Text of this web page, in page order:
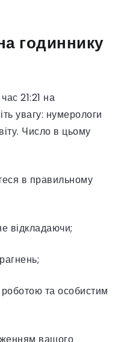
годиннику
21:21 на
увагу: нумерологи
Число в цьому
в правильному
відкладаючи;
та особистим
вашого